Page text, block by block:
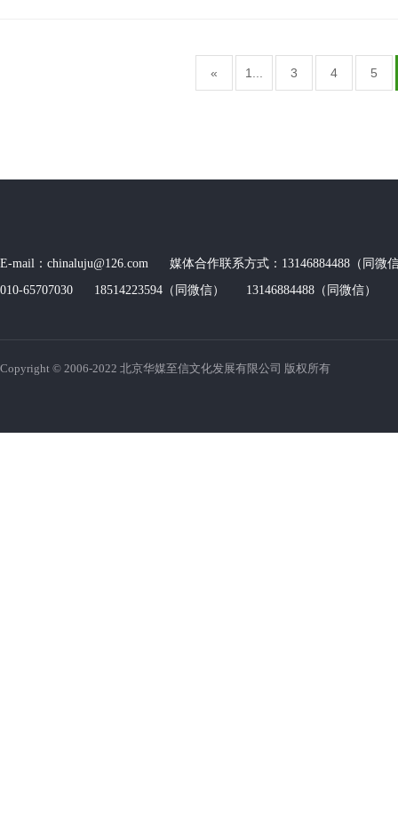
« 1... 3 4 5
E-mail：chinaluju@126.com 媒体合作联系方式：13146884488（同微
010-65707030 18514223594（同微信） 13146884488（同微信）
Copyright © 2006-2022 北京华媒至信文化发展有限公司 版权所有